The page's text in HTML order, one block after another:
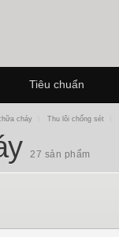
Tiêu chuẩn
cháy Thu lôi chống sét
27 sản phẩm